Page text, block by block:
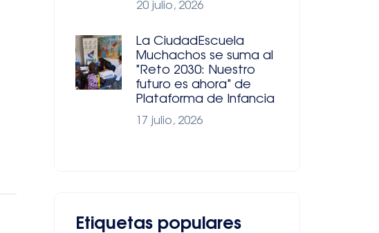
20 julio, 2026
La CiudadEscuela
Muchachos se suma al
"Reto 2030: Nuestro
futuro es ahora" de
Plataforma de Infancia
17 julio, 2026
Etiquetas populares